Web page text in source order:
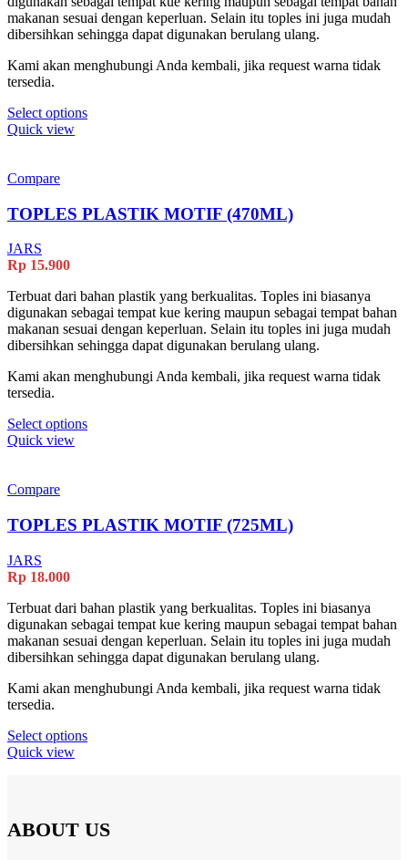
makanan sesuai dengan keperluan. Selain itu toples ini juga mudah
dibersihkan sehingga dapat digunakan berulang ulang.
Kami akan menghubungi Anda kembali, jika request warna tidak
tersedia.
Select optionsThis
options
may
the
product
page
Quick view
Compare
TOPLES PLASTIK MOTIF (470ML)
JARS
Rp 15.900
Terbuat dari bahan plastik yang berkualitas. Toples ini biasanya
digunakan sebagai tempat kue kering maupun sebagai tempat bahan
makanan sesuai dengan keperluan. Selain itu toples ini juga mudah
dibersihkan sehingga dapat digunakan berulang ulang.
Kami akan menghubungi Anda kembali, jika request warna tidak
tersedia.
Select optionsThis
options
may
the
product
page
Quick view
Compare
TOPLES PLASTIK MOTIF (725ML)
JARS
Rp 18.000
Terbuat dari bahan plastik yang berkualitas. Toples ini biasanya
digunakan sebagai tempat kue kering maupun sebagai tempat bahan
makanan sesuai dengan keperluan. Selain itu toples ini juga mudah
dibersihkan sehingga dapat digunakan berulang ulang.
Kami akan menghubungi Anda kembali, jika request warna tidak
tersedia.
Select optionsThis
options
Quick view
ABOUT US